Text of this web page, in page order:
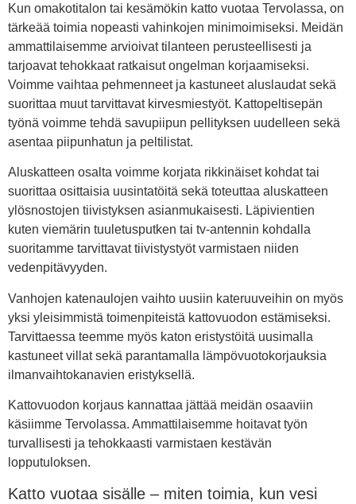
Kun omakotitalon tai kesämökin katto vuotaa Tervolassa, on
tärkeää toimia nopeasti vahinkojen minimoimiseksi. Meidän
ammattilaisemme arvioivat tilanteen perusteellisesti ja
tarjoavat tehokkaat ratkaisut ongelman korjaamiseksi.
Voimme vaihtaa pehmenneet ja kastuneet aluslaudat sekä
suorittaa muut tarvittavat kirvesmiestyöt. Kattopeltisepän
työnä voimme tehdä savupiipun pellityksen uudelleen sekä
asentaa piipunhatun ja peltilistat.
Aluskatteen osalta voimme korjata rikkinäiset kohdat tai
suorittaa osittaisia uusintatöitä sekä toteuttaa aluskatteen
ylösnostojen tiivistyksen asianmukaisesti. Läpivientien
kuten viemärin tuuletusputken tai tv-antennin kohdalla
suoritamme tarvittavat tiivistystyöt varmistaen niiden
vedenpitävyyden.
Vanhojen katenaulojen vaihto uusiin kateruuveihin on myös
yksi yleisimmistä toimenpiteistä kattovuodon estämiseksi.
Tarvittaessa teemme myös katon eristystöitä uusimalla
kastuneet villat sekä parantamalla lämpövuotokorjauksia
ilmanvaihtokanavien eristyksellä.
Kattovuodon korjaus kannattaa jättää meidän osaaviin
käsiimme Tervolassa. Ammattilaisemme hoitavat työn
turvallisesti ja tehokkaasti varmistaen kestävän
lopputuloksen.
Katto vuotaa sisälle – miten toimia, kun vesi